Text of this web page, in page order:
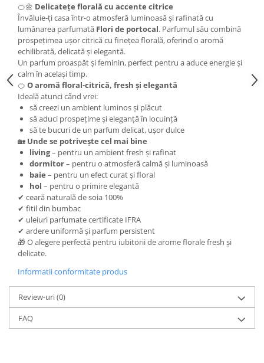
🍊🌼 Delicatețe florală cu accente citrice
Învăluie-ți casa într-o atmosferă luminoasă și rafinată cu
lumânarea parfumată Flori de portocal. Parfumul său combină
prospețimea ușor citrică cu finețea florală, oferind o aromă
echilibrată, delicată și elegantă.
Un parfum proaspăt și feminin, perfect pentru a aduce energie și
calm în același timp.
🍊 O aromă floral-citrică, fresh și elegantă
Ideală atunci când vrei:
să creezi un ambient luminos și plăcut
să aduci prospețime și eleganță în locuință
să te bucuri de un parfum delicat, ușor dulce
🏡 Unde se potrivește cel mai bine
living– pentru un ambient fresh și rafinat
dormitor– pentru o atmosferă calmă și luminoasă
baie – pentru un efect curat și floral
hol – pentru o primire elegantă
✔ ceară naturală de soia 100%
✔ fitil din bumbac
✔ uleiuri parfumate certificate IFRA
✔ ardere uniformă și parfum persistent
🎁 O alegere perfectă pentru iubitorii de arome florale fresh și
delicate.
Informatii conformitate produs
Review-uri(0)
FAQ